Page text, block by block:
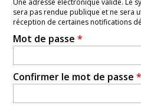
Une adresse électronique valide. Le
sera pas rendue publique et ne sera
réception de certaines notifications
Mot de passe *
Confirmer le mot de passe *